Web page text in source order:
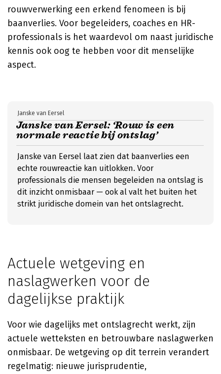
rouwverwerking een erkend fenomeen is bij
baanverlies. Voor begeleiders, coaches en HR-
professionals is het waardevol om naast juridische
kennis ook oog te hebben voor dit menselijke
aspect.
Janske van Eersel: ‘Rouw is een
normale reactie bij ontslag’
Janske van Eersel
Janske van Eersel laat zien dat baanverlies een
echte rouwreactie kan uitlokken. Voor
professionals die mensen begeleiden na ontslag is
dit inzicht onmisbaar — ook al valt het buiten het
strikt juridische domein van het ontslagrecht.
Actuele wetgeving en
naslagwerken voor de
dagelijkse praktijk
Voor wie dagelijks met ontslagrecht werkt, zijn
actuele wetteksten en betrouwbare naslagwerken
onmisbaar. De wetgeving op dit terrein verandert
regelmatig: nieuwe jurisprudentie,